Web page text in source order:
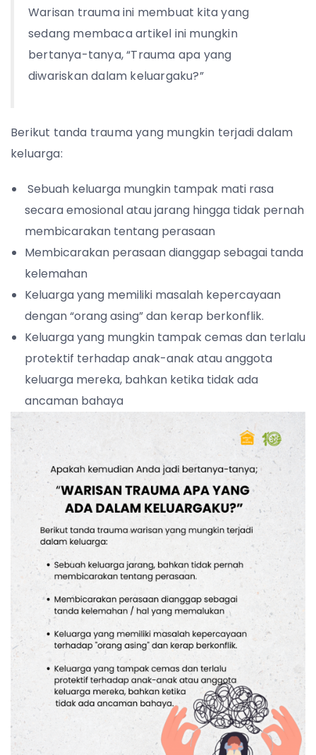
Warisan trauma ini membuat kita yang
sedang membaca artikel ini mungkin
bertanya-tanya, “Trauma apa yang
diwariskan dalam keluargaku?”
Berikut tanda trauma yang mungkin terjadi dalam
keluarga:
Sebuah keluarga mungkin tampak mati rasa
secara emosional atau jarang hingga tidak pernah
membicarakan tentang perasaan
Membicarakan perasaan dianggap sebagai tanda
kelemahan
Keluarga yang memiliki masalah kepercayaan
dengan “orang asing” dan kerap berkonflik.
Keluarga yang mungkin tampak cemas dan terlalu
protektif terhadap anak-anak atau anggota
keluarga mereka, bahkan ketika tidak ada
ancaman bahaya